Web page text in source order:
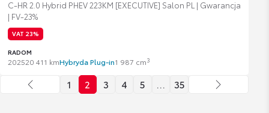
C-HR 2.0 Hybrid PHEV 223KM [EXECUTIVE] Salon PL | Gwarancja
| FV-23%
VAT 23%
RADOM
202520 411 kmHybryda Plug-in1 987 cm3
1 2 3 4 5 … 35